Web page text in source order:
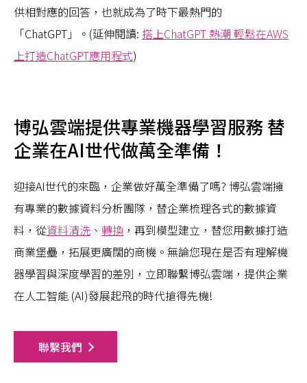
供相對應的回答，也就成為了時下最熱門的
「ChatGPT」。(延伸閱讀: 搭上ChatGPT 熱潮 輕鬆在AWS
上打造ChatGPT應用程式)
博弘雲端提供專業機器學習服務 替
企業在AI世代做萬全準備！
迎接AI世代的來臨，企業做好萬全準備了嗎? 博弘雲端擁
有專業的數據資料分析團隊，替企業梳理各式的數據資
料，從資料清洗 、 轉換 ，再到模型建立，替您用數據打造
商業堡壘，拓展更廣闊的商機。無論您現在是否有理解機
器學習與深度學習的差別，立即聯繫博弘雲端，提供企業
在人工智能 (AI)發展起飛的時代搶得先機!
聯繫我們